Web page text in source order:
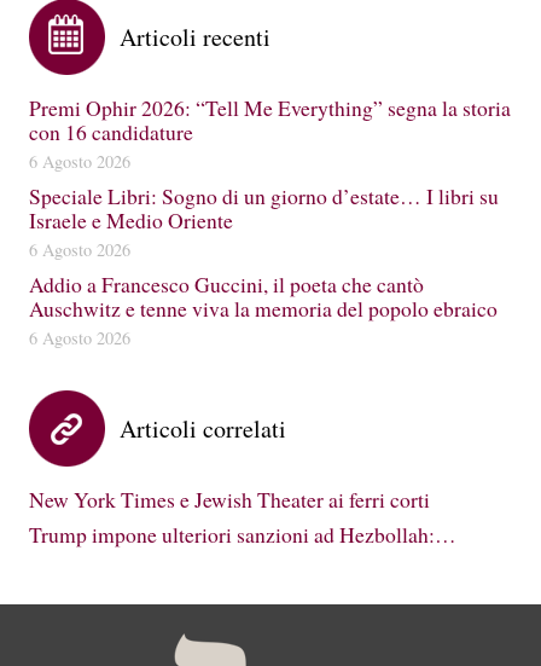
Articoli recenti
Premi Ophir 2026: “Tell Me Everything” segna la storia
con 16 candidature
6 Agosto 2026
Speciale Libri: Sogno di un giorno d’estate… I libri su
Israele e Medio Oriente
6 Agosto 2026
Addio a Francesco Guccini, il poeta che cantò
Auschwitz e tenne viva la memoria del popolo ebraico
6 Agosto 2026
Articoli correlati
New York Times e Jewish Theater ai ferri corti
Trump impone ulteriori sanzioni ad Hezbollah:…